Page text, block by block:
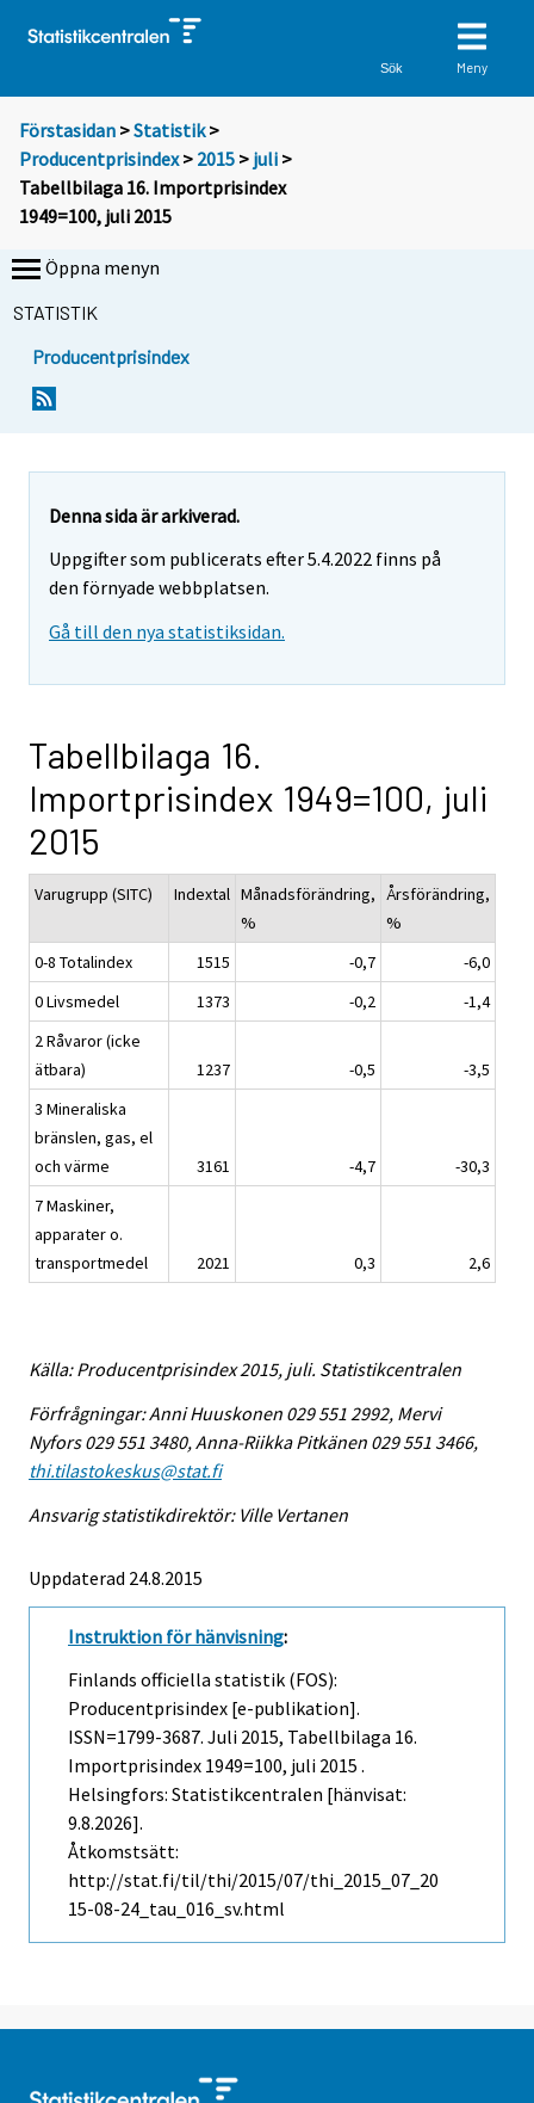
Sök Meny
Förstasidan >Statistik >
Producentprisindex> 2015 > juli >
Tabellbilaga 16. Importprisindex
1949=100, juli 2015
Öppna menyn
STATISTIK
Producentprisindex
Denna sida är arkiverad.
Uppgifter som publicerats efter 5.4.2022 finns på
den förnyade webbplatsen.
Gå till den nya statistiksidan.
Tabellbilaga 16.
Importprisindex 1949=100, juli
2015
Varugrupp (SITC) Indextal Månadsförändring,
%
Årsförändring,
%
0-8 Totalindex
1515 -0,7
-6,0
0 Livsmedel
1373 -0,2
-1,4
2 Råvaror (icke
ätbara)
1237 -0,5
-3,5
3 Mineraliska
bränslen, gas, el
och värme
3161 -4,7
-30,3
7 Maskiner,
apparater o.
transportmedel
2021 0,3 2,6
Källa: Producentprisindex 2015, juli. Statistikcentralen
Förfrågningar: Anni Huuskonen 029 551 2992, Mervi
Nyfors 029 551 3480, Anna-Riikka Pitkänen 029 551 3466,
thi.tilastokeskus@stat.fi
Ansvarig statistikdirektör: Ville Vertanen
Uppdaterad 24.8.2015
Instruktion för hänvisning:
Finlands officiella statistik (FOS):
Producentprisindex [e-publikation].
ISSN=1799-3687. Juli 2015, Tabellbilaga 16.
Importprisindex 1949=100, juli 2015 .
Helsingfors: Statistikcentralen [hänvisat:
9.8.2026].
Åtkomstsätt:
http://stat.fi/til/thi/2015/07/thi_2015_07_20
15-08-24_tau_016_sv.html